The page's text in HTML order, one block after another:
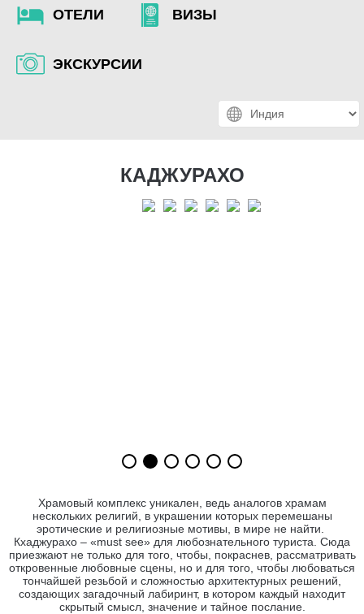
ОТЕЛИ ВИЗЫ
ЭКСКУРСИИ
КАДЖУРАХО
Храмовый комплекс уникален, ведь аналогов храмам
нескольких религий, в украшении которых перемешаны
эротические и религиозные мотивы, в мире не найти.
Кхаджурахо – «must see» для любознательного туриста. Сюда
приезжают не только для того, чтобы, покраснев, рассматривать
откровенные любовные сцены, но и для того, чтобы любоваться
тончайшей резьбой и сложностью архитектурных решений,
создающих загадочный лабиринт, в котором каждый находит
скрытый смысл, значение и тайное послание.